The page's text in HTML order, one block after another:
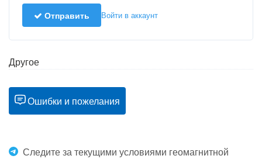
Отправить Войти в аккаунт
Другое
Ошибки и пожелания
Следите за текущими условиями геомагнитной